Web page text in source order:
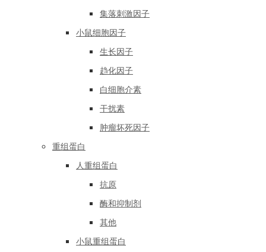
集落刺激因子
小鼠细胞因子
生长因子
趋化因子
白细胞介素
干扰素
肿瘤坏死因子
重组蛋白
人重组蛋白
抗原
酶和抑制剂
其他
小鼠重组蛋白